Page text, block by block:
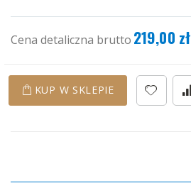
Cena detaliczna brutto 219,00 zł
KUP W SKLEPIE